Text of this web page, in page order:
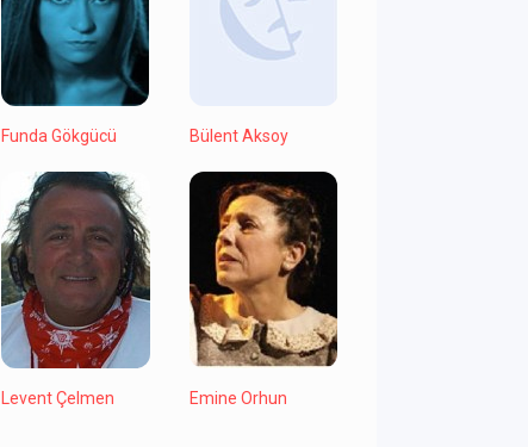
Funda Gökgücü Bülent Aksoy
Levent Çelmen Emine Orhun